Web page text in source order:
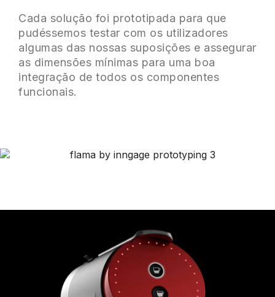
Cada solução foi prototipada para que
pudéssemos testar com os utilizadores
algumas das nossas suposições e assegurar
as dimensões mínimas para uma boa
integração de todos os componentes
funcionais.